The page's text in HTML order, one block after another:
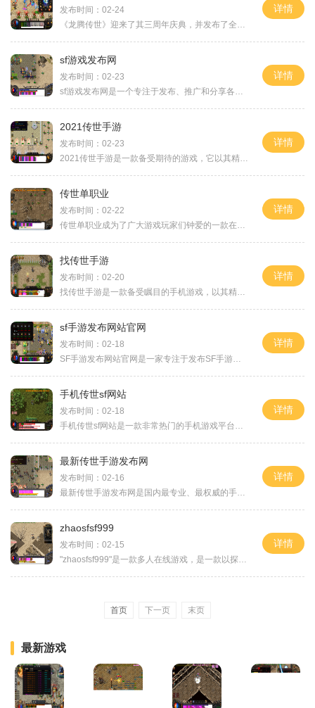
发布时间：02-24
《龙腾传世》迎来了其三周年庆典，并发布了全新版本。这款中国风的MMORPG游戏自上线以来一直备受玩家们的喜爱，经过三年的成长与完善，新版本给予了玩家们全新的游戏体验。下面
详情
sf游戏发布网
发布时间：02-23
sf游戏发布网是一个专注于发布、推广和分享各种类型的游戏的网站。该网站不仅为广大游戏爱好者提供了丰富多样的游戏选择，还通过详细的玩法介绍和评测帮助玩家更好地了解并选择
详情
2021传世手游
发布时间：02-23
2021传世手游是一款备受期待的游戏，它以其精美的画面、流畅的操作和丰富的内容赢得了玩家们的青睐。在这篇文章中，我们将介绍2021传世手游的具体玩法，为大家带来更全面的了解。
详情
传世单职业
发布时间：02-22
传世单职业成为了广大游戏玩家们钟爱的一款在线游戏。它独特的玩法和精致的画面赢得了越来越多玩家的喜爱。传世单职业是一款多人在线角色扮演游戏（MMORPG），通过在虚拟世界中
详情
找传世手游
发布时间：02-20
找传世手游是一款备受瞩目的手机游戏，以其精致的画面、丰富的游戏玩法和独特的剧情故事，吸引了无数玩家的注意。本文将为大家详细介绍找传世手游的玩法，并分享一些游戏技巧
详情
sf手游发布网站官网
发布时间：02-18
SF手游发布网站官网是一家专注于发布SF手游的官方网站。SF手游作为一款备受玩家喜爱的第一人称射击游戏，一直以其刺激的战斗体验和精美的画面效果而闻名于世。SF手游发布网站官网
详情
手机传世sf网站
发布时间：02-18
手机传世sf网站是一款非常热门的手机游戏平台，吸引了众多手机游戏爱好者的关注。该平台以传世sf为主题，为玩家提供了一个精彩纷呈的游戏世界。传世sf是一款经典的网络游戏，被
详情
最新传世手游发布网
发布时间：02-16
最新传世手游发布网是国内最专业、最权威的手游发布网站之一。作为一个手游爱好者，如果你想了解最新、最热门的传世手游，这是一个不可错过的平台。你可以找到各类类型、各种
详情
zhaosfsf999
发布时间：02-15
"zhaosfsf999"是一款多人在线游戏，是一款以探险和战斗为主题的角色扮演游戏。游戏以其精美的画面和丰富的内容而备受玩家喜爱。在这个游戏中，玩家可以通过不断的探索和打怪升级来
详情
首页 下一页 末页
最新游戏